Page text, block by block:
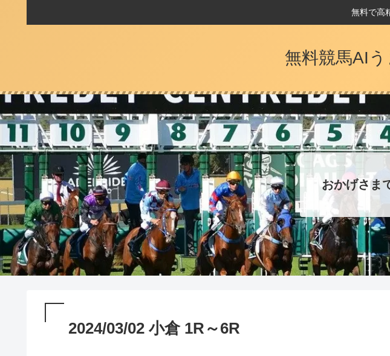
無料で高
無料競馬AI
おかげさま
2024/03/02 小倉 1R～6R